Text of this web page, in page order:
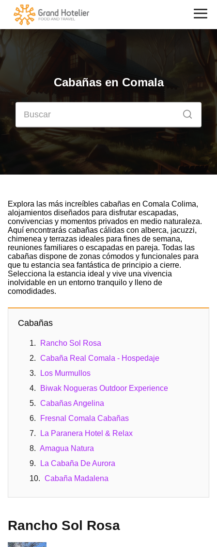
Cabañas en Comala
Explora las más increíbles cabañas en Comala Colima,
alojamientos diseñados para disfrutar escapadas,
convivencias y momentos privados en medio naturaleza.
Aquí encontrarás cabañas cálidas con alberca, jacuzzi,
chimenea y terrazas ideales para fines de semana,
reuniones familiares o escapadas en pareja. Todas las
cabañas dispone de zonas cómodos y funcionales para
que tu estancia sea fantástica de principio a cierre.
Selecciona la estancia ideal y vive una vivencia
inolvidable en un entorno tranquilo y lleno de
comodidades.
Cabañas
Rancho Sol Rosa
Cabaña Real Comala - Hospedaje
Los Murmullos
Biwak Nogueras Outdoor Experience
Cabañas Angelina
Fresnal Comala Cabañas
La Paranera Hotel & Relax
Amagua Natura
La Cabaña De Aurora
Cabaña Madalena
Rancho Sol Rosa